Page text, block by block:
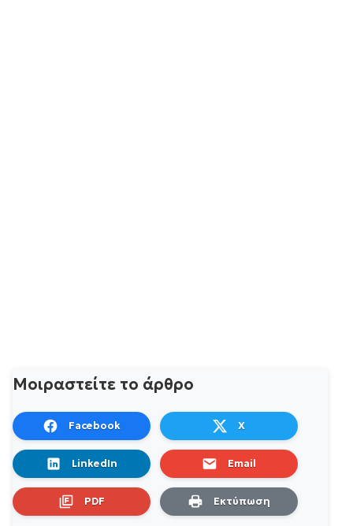
Μοιραστείτε το άρθρο
Facebook X
LinkedIn Email
PDF Εκτύπωση